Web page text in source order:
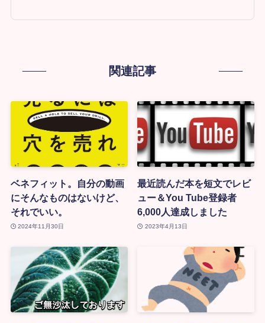
関連記事
ベネフィット。自分の動画
にそんなものはないけど、
それでいい。
2024年11月30日
最近読んだ本を短文でレビ
ュー＆You Tube登録者
6,000人達成しました
2023年4月13日